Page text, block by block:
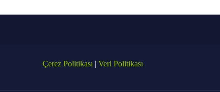
Çerez Politikası | Veri Politikası